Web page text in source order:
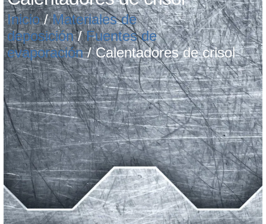
Inicio/Materiales de
deposición/Fuentes de
evaporación/ Calentadores de crisol